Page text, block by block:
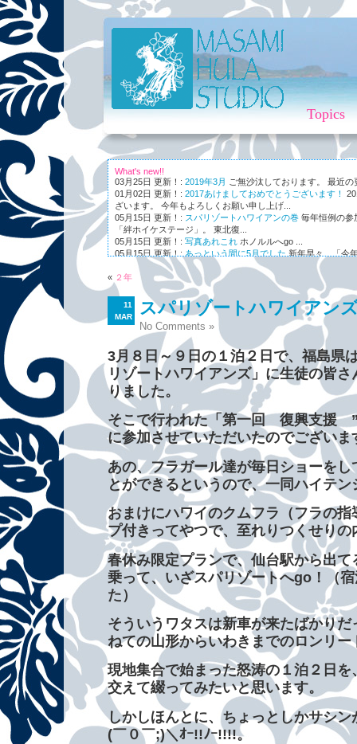
Topics
What's new!!
03月25日 更新！: 2019年3月 ご無沙汰しております。 最近
01月02日 更新！: 2017あけましておめでとうございます！
ざいます。 今年もよろしくお願い申し上げ...
05月15日 更新！: スパリゾートハワイアンの巻 毎年恒例の参
「絆ホイケステージ」。 東北復...
05月15日 更新！: 写真あれこれ ホノルルへgo ...
05月15日 更新！: あっという間に5月でした 新年早々、「今
ながら～～、まさかの5月。 世...
01月03日 更新！:
Maunaleo皆様ご存じ、ケアリー・レイシ
オと...
« ２年
11
MAR
スパリゾートハワイアン
No Comments »
3月８日～９日の１泊２日で、福島県
リゾートハワイアンズ」に生徒の皆
りました。
そこで行われた「第一回 復興支援
に参加させていただいたのでございま
あの、フラガール達が毎日ショーを
とができるというので、一同ハイテ
おまけにハワイのクムフラ（フラの
プ付きってやつで、至れりつくせりの
春休み限定プランで、仙台駅から出
乗って、いざスパリゾートへgo！（
た）
そういうワタスは新車が来たばかり
ねての山形からいわきまでのロンリー
現地集合で始まった怒涛の１泊２日
交えて綴ってみたいと思います。
しかしほんとに、ちょっとしかサシン
(￣０￣;)＼ｵｰ!!ﾉｰ!!!!。